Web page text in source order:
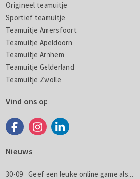
Origineel teamuitje
Sportief teamuitje
Teamuitje Amersfoort
Teamuitje Apeldoorn
Teamuitje Arnhem
Teamuitje Gelderland
Teamuitje Zwolle
Vind ons op
Nieuws
30-09 Geef een leuke online game als...